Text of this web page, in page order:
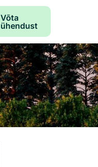
Võta
ühendust